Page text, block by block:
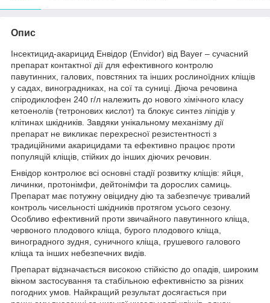
Опис
Інсектицид-акарицид Енвідор (Envidor) від Bayer – сучасний
препарат контактної дії для ефективного контролю
павутинних, галових, повстяних та інших рослиноїдних кліщів
у садах, виноградниках, на сої та суниці. Діюча речовина
спіродиклофен 240 г/л належить до нового хімічного класу
кетоенолів (тетронових кислот) та блокує синтез ліпідів у
клітинах шкідників. Завдяки унікальному механізму дії
препарат не викликає перехресної резистентності з
традиційними акарицидами та ефективно працює проти
популяцій кліщів, стійких до інших діючих речовин.
Енвідор контролює всі основні стадії розвитку кліщів: яйця,
личинки, протонімфи, дейтонімфи та дорослих самиць.
Препарат має потужну овіцидну дію та забезпечує тривалий
контроль чисельності шкідників протягом усього сезону.
Особливо ефективний проти звичайного павутинного кліща,
червоного плодового кліща, бурого плодового кліща,
виноградного зудня, суничного кліща, грушевого галового
кліща та інших небезпечних видів.
Препарат відзначається високою стійкістю до опадів, широким
вікном застосування та стабільною ефективністю за різних
погодних умов. Найкращий результат досягається при